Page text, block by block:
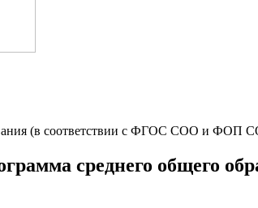
(в соответствии с ФГОС СОО и ФОП
среднего общего